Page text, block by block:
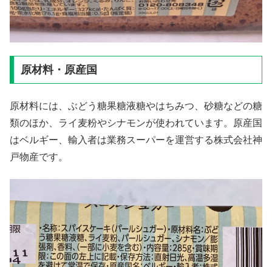
原材料・原産国
原材料には、ぶどう糖果糖液糖やはちみつ、砂糖などの糖
類のほか、ライ麦粉やシナモンが使われています。原産国
はベルギー、輸入者は業務スーパーを運営する株式会社神
戸物産です。